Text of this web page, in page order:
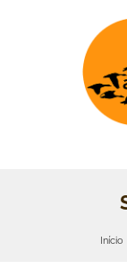
Início